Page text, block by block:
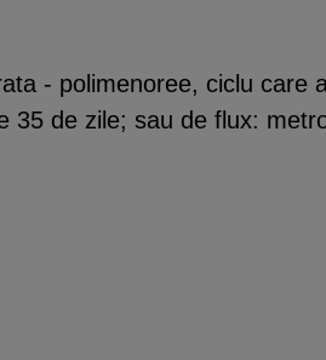
- polimenoree, ciclu care
35 de zile; sau de flux: